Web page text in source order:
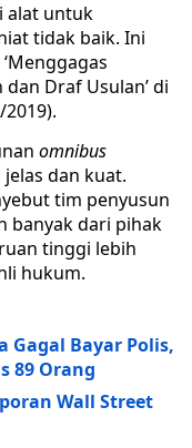
alat untuk
tidak baik. Ini
Draf Usulan’ di
omnibus
dan kuat.
tim penyusun
banyak dari pihak
tinggi lebih
hukum.
Gagal Bayar Polis,
89 Orang
Wall Street